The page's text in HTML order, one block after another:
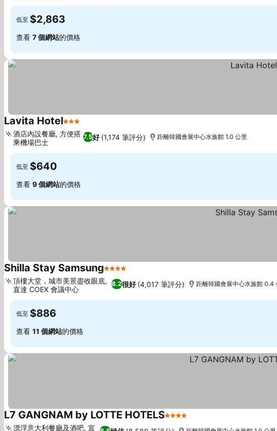
低至 $2,863
查看 7 個網站的價格
Lavita Hotel3 星級
7.5好 (1,174 筆評分)
酒店內設餐廳, 方便搭
乘機場巴士
距離韓國會展中心水族館 1.0 公里
低至 $640
查看 9 個網站的價格
Shilla Stay Samsung4 星級
8.2很好 (4,017 筆評分)
頂樓大堂，城市美景盡收眼底,
直達 COEX 會議中心
距離韓國會展中心水族館 0.4
低至 $886
查看 11 個網站的價格
L7 GANGNAM by LOTTE HOTELS4 星級
漂浮意大利餐廳及酒吧, 宣